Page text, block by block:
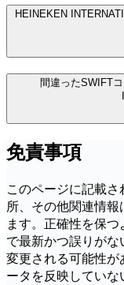
HEINEKEN
間違ったSWIFT
免責事項
このページに記載
所、その他関連情
ます。正確性を保
で最新かつ誤りがな
変更される可能性
ータを反映していな